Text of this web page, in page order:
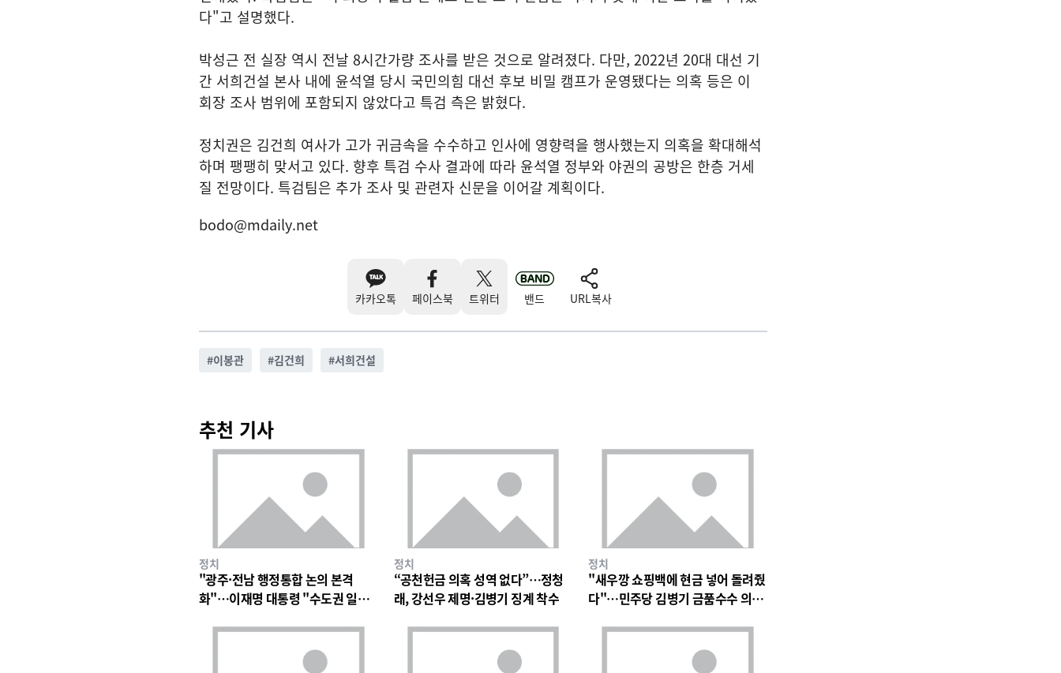
다"고 설명했다.
박성근 전 실장 역시 전날 8시간가량 조사를 받은 것으로 알려졌다. 다만, 2022년 20대 대선 기
간 서희건설 본사 내에 윤석열 당시 국민의힘 대선 후보 비밀 캠프가 운영됐다는 의혹 등은 이
회장 조사 범위에 포함되지 않았다고 특검 측은 밝혔다.
정치권은 김건희 여사가 고가 귀금속을 수수하고 인사에 영향력을 행사했는지 의혹을 확대해석
하며 팽팽히 맞서고 있다. 향후 특검 수사 결과에 따라 윤석열 정부와 야권의 공방은 한층 거세
질 전망이다. 특검팀은 추가 조사 및 관련자 신문을 이어갈 계획이다.
bodo@mdaily.net
카카오톡 페이스북 트위터 밴드 URL복사
#이봉관 #김건희 #서희건설
추천 기사
정치
"광주·전남 행정통합 논의 본격
화"…이재명 대통령 "수도권 일극
정치
“공천헌금 의혹 성역 없다”…정청
래, 강선우 제명·김병기 징계 착수
정치
"새우깡 쇼핑백에 현금 넣어 돌려줬
다"…민주당 김병기 금품수수 의혹